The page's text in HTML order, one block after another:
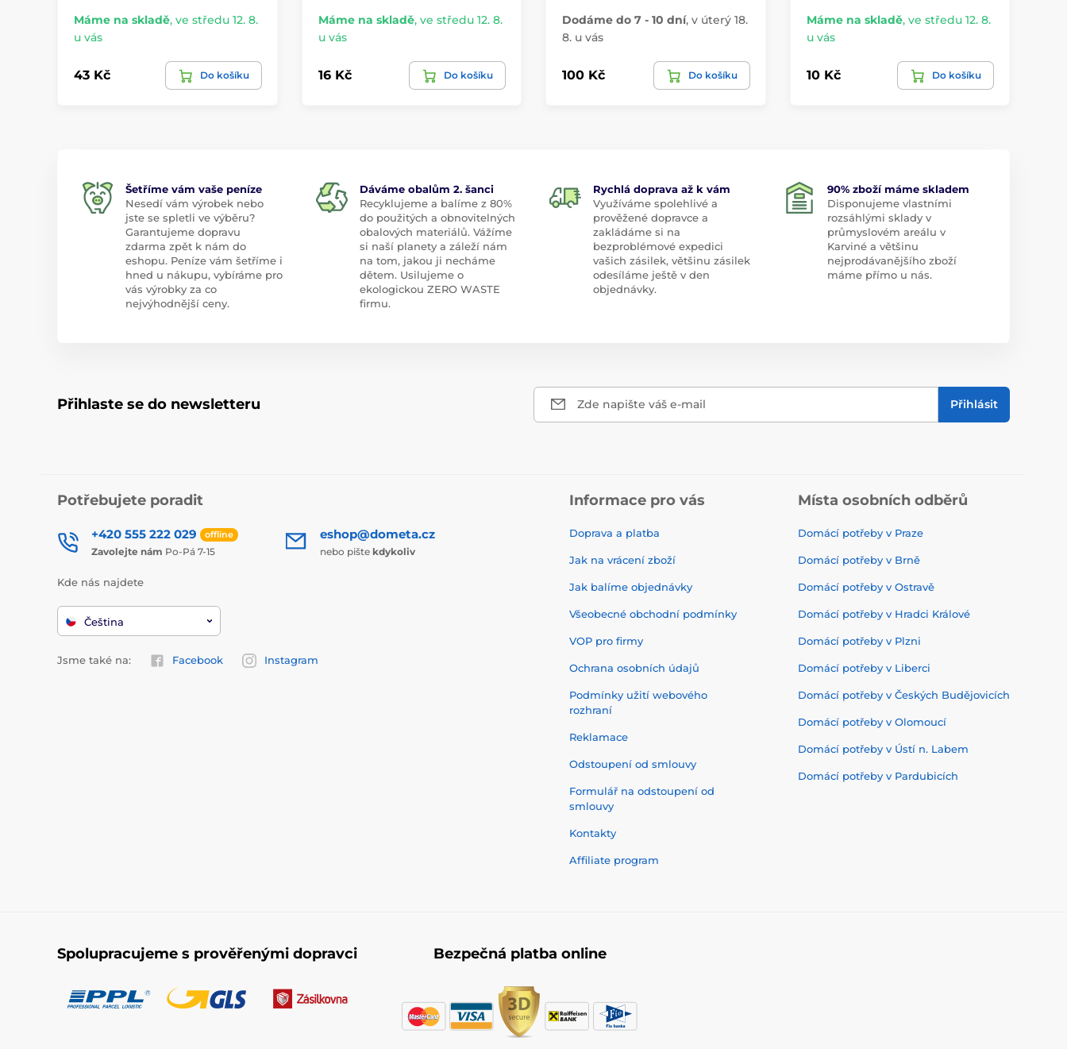
Máme na skladě, ve středu 12. 8.
u vás
43 Kč Do košíku
Máme na skladě, ve středu 12. 8.
u vás
16 Kč Do košíku
Dodáme do 7 - 10 dní, v úterý 18.
8. u vás
100 Kč Do košíku
Máme na skladě, ve středu 12. 8.
u vás
10 Kč Do košíku
Šetříme vám vaše peníze
Nesedí vám výrobek nebo
jste se spletli ve výběru?
Garantujeme dopravu
zdarma zpět k nám do
eshopu. Peníze vám šetříme i
hned u nákupu, vybíráme pro
vás výrobky za co
nejvýhodnější ceny.
Dáváme obalům 2. šanci
Recyklujeme a balíme z 80%
do použitých a obnovitelných
obalových materiálů. Vážíme
si naší planety a záleží nám
na tom, jakou ji necháme
dětem. Usilujeme o
ekologickou ZERO WASTE
firmu.
Rychlá doprava až k vám
Využíváme spolehlivé a
prověžené dopravce a
zakládáme si na
bezproblémové expedici
vašich zásilek, většinu zásilek
odesíláme ještě v den
objednávky.
90% zboží máme skladem
Disponujeme vlastními
rozsáhlými sklady v
průmyslovém areálu v
Karviné a většinu
nejprodávanějšího zboží
máme přímo u nás.
Přihlaste se do newsletteru Zde napište váš e-mail Přihlásit
Potřebujete poradit
+420 555 222 029 offline
Zavolejte nám Po-Pá 7-15
eshop@dometa.cz
nebo pište kdykoliv
Kde nás najdete
Čeština
Jsme také na: Facebook Instagram
Informace pro vás
Doprava a platba
Jak na vrácení zboží
Jak balíme objednávky
Všeobecné obchodní podmínky
VOP pro firmy
Ochrana osobních údajů
Podmínky užití webového
rozhraní
Reklamace
Odstoupení od smlouvy
Formulář na odstoupení od
smlouvy
Kontakty
Affiliate program
Místa osobních odběrů
Domácí potřeby v Praze
Domácí potřeby v Brně
Domácí potřeby v Ostravě
Domácí potřeby v Hradci Králové
Domácí potřeby v Plzni
Domácí potřeby v Liberci
Domácí potřeby v Českých Budějovicích
Domácí potřeby v Olomoucí
Domácí potřeby v Ústí n. Labem
Domácí potřeby v Pardubicích
Spolupracujeme s prověřenými dopravci Bezpečná platba online